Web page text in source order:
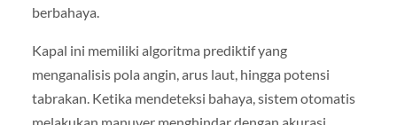
berbahaya.
Kapal ini memiliki algoritma prediktif yang
menganalisis pola angin, arus laut, hingga potensi
tabrakan. Ketika mendeteksi bahaya, sistem otomatis